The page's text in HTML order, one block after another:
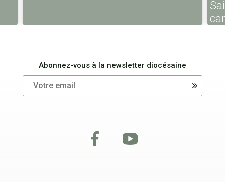
Abonnez-vous à la newsletter diocésaine